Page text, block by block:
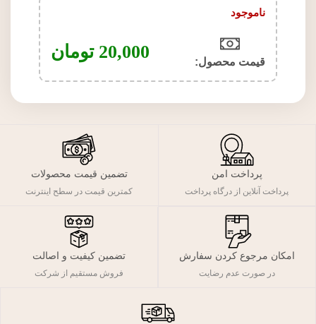
ناموجود
قیمت محصول:​ 20,000 تومان
پرداخت امن
پرداخت آنلاین از درگاه پرداخت
تضمین قیمت محصولات
کمترین قیمت در سطح اینترنت
امکان مرجوع کردن سفارش
در صورت عدم رضایت
تضمین کیفیت و اصالت
فروش مستقیم از شرکت